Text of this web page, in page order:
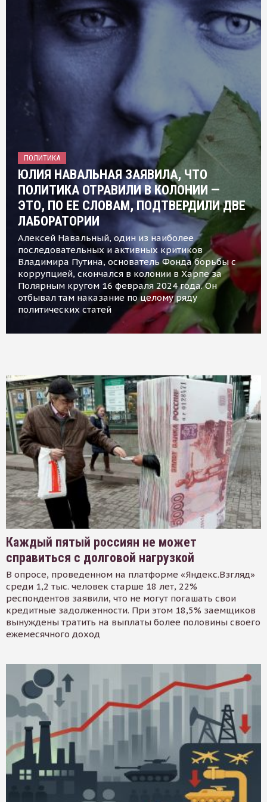
ПОЛИТИКА
ЮЛИЯ НАВАЛЬНАЯ ЗАЯВИЛА, ЧТО
ПОЛИТИКА ОТРАВИЛИ В КОЛОНИИ —
ЭТО, ПО ЕЕ СЛОВАМ, ПОДТВЕРДИЛИ ДВЕ
ЛАБОРАТОРИИ
Алексей Навальный, один из наиболее
последовательных и активных критиков
Владимира Путина, основатель Фонда борьбы с
коррупцией, скончался в колонии в Харпе за
Полярным кругом 16 февраля 2024 года. Он
отбывал там наказание по целому ряду
политических статей
Каждый пятый россиян не может
справиться с долговой нагрузкой
В опросе, проведенном на платформе «Яндекс.Взгляд»
среди 1,2 тыс. человек старше 18 лет, 22%
респондентов заявили, что не могут погашать свои
кредитные задолженности. При этом 18,5% заемщиков
вынуждены тратить на выплаты более половины своего
ежемесячного доход